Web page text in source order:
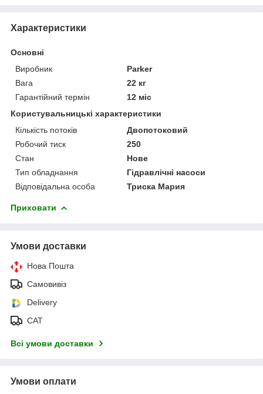
Характеристики
Основні
Виробник
Parker
Вага
22 кг
Гарантійний термін
12 міс
Користувальницькі характеристики
Кількість потоків
Двопотоковий
Робочий тиск
250
Стан
Нове
Тип обладнання
Гідравлічні насоси
Відповідальна особа
Триска Мария
Приховати
Умови доставки
Нова Пошта
Самовивіз
Delivery
САТ
Всі умови доставки
Умови оплати